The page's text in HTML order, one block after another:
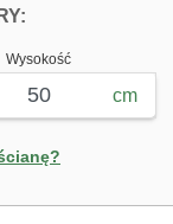
Wysokość
cm